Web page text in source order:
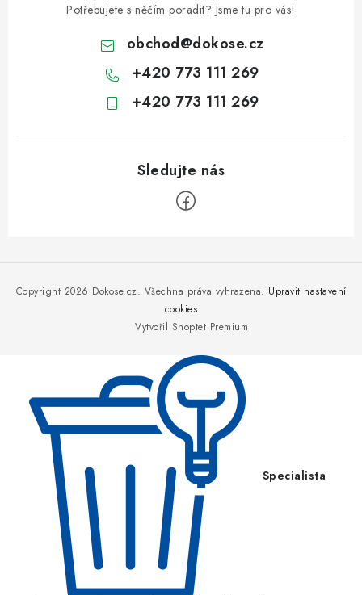
Potřebujete s něčím poradit? Jsme tu pro vás!
obchod@dokose.cz
+420 773 111 269
+420 773 111 269
Vytvořil Shoptet Premium
Copyright 2026 Dokose.cz. Všechna práva vyhrazena. Upravit nastavení
cookies
Specialista